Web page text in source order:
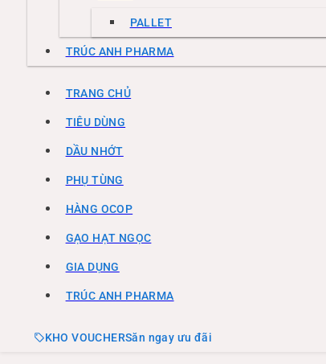
PALLET
TRÚC ANH PHARMA
TRANG CHỦ
TIÊU DÙNG
DẦU NHỚT
PHỤ TÙNG
HÀNG OCOP
GẠO HẠT NGỌC
GIA DỤNG
TRÚC ANH PHARMA
KHO VOUCHERSăn ngay ưu đãi